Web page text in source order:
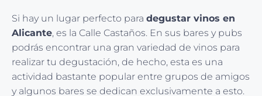
Si hay un lugar perfecto para degustar vinos en
Alicante, es la Calle Castaños. En sus bares y pubs
podrás encontrar una gran variedad de vinos para
realizar tu degustación, de hecho, esta es una
actividad bastante popular entre grupos de amigos
y algunos bares se dedican exclusivamente a esto.